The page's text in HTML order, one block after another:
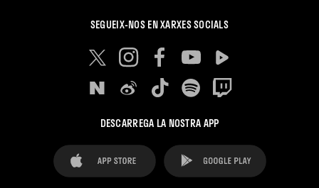
SEGUEIX-NOS EN XARXES SOCIALS
DESCARREGA LA NOSTRA APP